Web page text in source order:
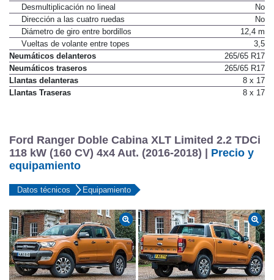
Desmultiplicación no lineal
No
Dirección a las cuatro ruedas
No
Diámetro de giro entre bordillos
12,4 m
Vueltas de volante entre topes
3,5
Neumáticos delanteros
265/65 R17
Neumáticos traseros
265/65 R17
Llantas delanteras
8 x 17
Llantas Traseras
8 x 17
Ford Ranger Doble Cabina XLT Limited 2.2 TDCi
118 kW (160 CV) 4x4 Aut. (2016-2018) | Precio y
equipamiento
Datos técnicos Equipamiento